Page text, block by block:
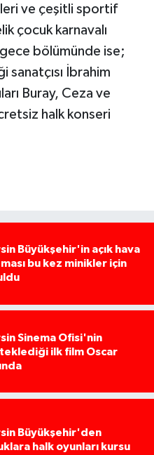
ve çeşitli sportif
çocuk karnavalı
bölümünde ise;
sanatçısı İbrahim
Buray, Ceza ve
halk konseri
Büyükşehir'in açık hava
bu kez minikler için
Sinema Ofisi'nin
ilk film Oscar
Büyükşehir'den
halk oyunları kursu